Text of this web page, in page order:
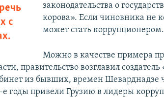
с
законодательства о
корова». Если чиновника не
может стать коррупционером.
Можно в качестве примера
правительство возглавил
из бывших, времен Шеварднадзе
е годы привели Грузию в лидеры